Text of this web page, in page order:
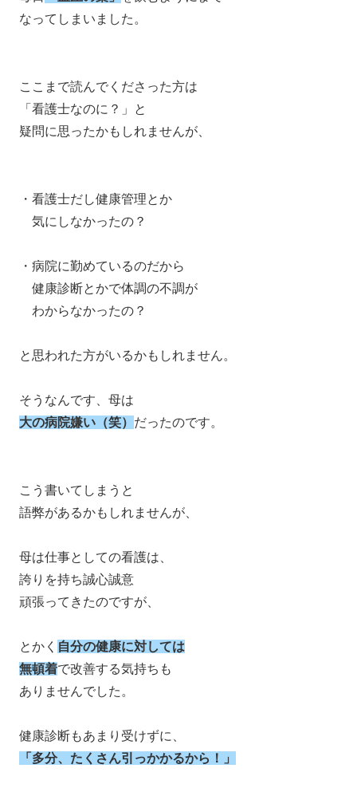
なってしまいました。
ここまで読んでくださった方は
「看護士なのに？」と
疑問に思ったかもしれませんが、
・看護士だし健康管理とか
気にしなかったの？
・病院に勤めているのだから
健康診断とかで体調の不調が
わからなかったの？
と思われた方がいるかもしれません。
そうなんです、母は
大の病院嫌い（笑） だったのです。
こう書いてしまうと
語弊があるかもしれませんが、
母は仕事としての看護は、
誇りを持ち誠心誠意
頑張ってきたのですが、
とかく 自分の健康に対しては
無頓着で改善する気持ちも
ありませんでした。
健康診断もあまり受けずに、
「多分、たくさん引っかかるから！」